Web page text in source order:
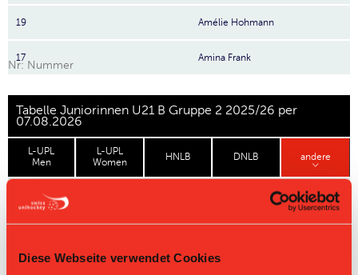
Diese Webseite verwendet Cookies
19 Amélie Hohmann
17 Amina Frank
Nr: Nummer
Tabelle Juniorinnen U21 B Gruppe 2 2025/26 per
07.08.2026
L-UPL
Men
L-UPL
Women
HNLB DNLB andere
Team P
Challenge Round